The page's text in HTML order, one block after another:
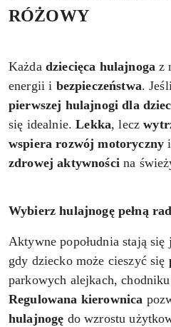
RÓŻOWY
Każda dziecięca hulajnoga z
energii i bezpieczeństwa.
pierwszej hulajnogi dla
się idealnie.Lekka, lecz
wspiera rozwój motoryczny
zdrowej aktywnościna
Wybierz hulajnogę pełną
Aktywne popołudnia stają się
gdy dziecko może cieszyć się
parkowych alejkach,
Regulowana kierownica
hulajnogę do wzrostu